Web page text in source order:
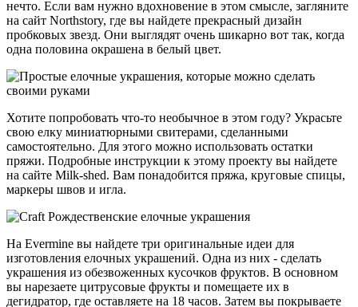
нечто. Если вам нужно вдохновение в этом смысле, загляните
на сайт Northstory, где вы найдете прекрасный дизайн
пробковых звезд. Они выглядят очень шикарно вот так, когда
одна половина окрашена в белый цвет.
Хотите попробовать что-то необычное в этом году? Украсьте
свою елку миниатюрными свитерами, сделанными
самостоятельно. Для этого можно использовать остатки
пряжи. Подробные инструкции к этому проекту вы найдете
на сайте Milk-shed. Вам понадобится пряжа, круговые спицы,
маркеры швов и игла.
На Evermine вы найдете три оригинальные идеи для
изготовления елочных украшений. Одна из них - сделать
украшения из обезвоженных кусочков фруктов. В основном
вы нарезаете цитрусовые фрукты и помещаете их в
дегидратор, где оставляете на 18 часов. Затем вы покрываете